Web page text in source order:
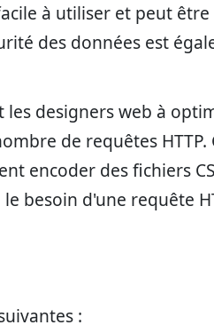
à utiliser et peut
des données est
designers web à
de requêtes HTTP.
encoder des fichiers
besoin d'une requête
: